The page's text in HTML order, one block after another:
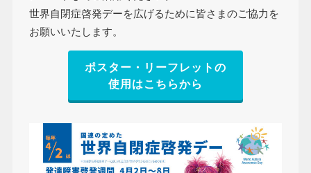
世界自閉症啓発デーを広げるために皆さまのご協力を
お願いいたします。
ポスター・リーフレットの
使用はこちらから